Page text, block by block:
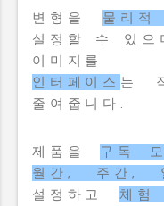
변형을 물리
설정할 수 있
이미지를
인터페이스 는
줄여줍니다.
제품을 구독 모
월간, 주간,
설정하고 체